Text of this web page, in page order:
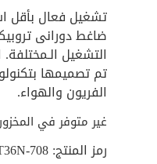
تشغيل فعال بأقل
ضاغط دورانى
التشغيل الـمختلفة.
تم تصميمها
الفريون والهواء.
غير متوفر في
رمز المنتج:708